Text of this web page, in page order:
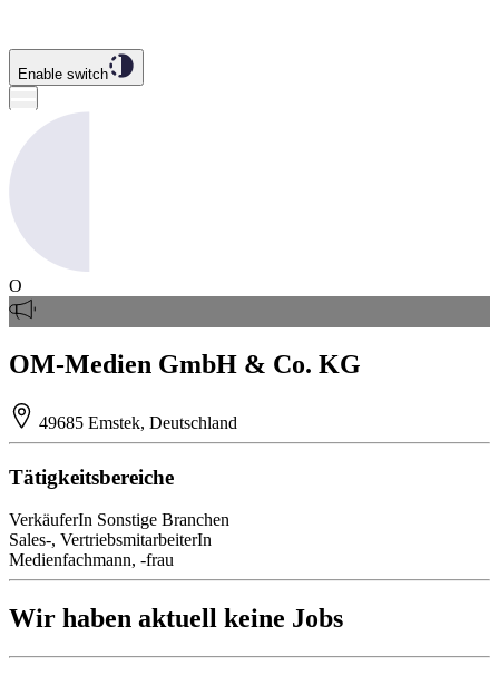
Enable switch
O
OM-Medien GmbH & Co. KG
49685 Emstek, Deutschland
Tätigkeitsbereiche
VerkäuferIn Sonstige Branchen
Sales-, VertriebsmitarbeiterIn
Medienfachmann, -frau
Wir haben aktuell keine Jobs